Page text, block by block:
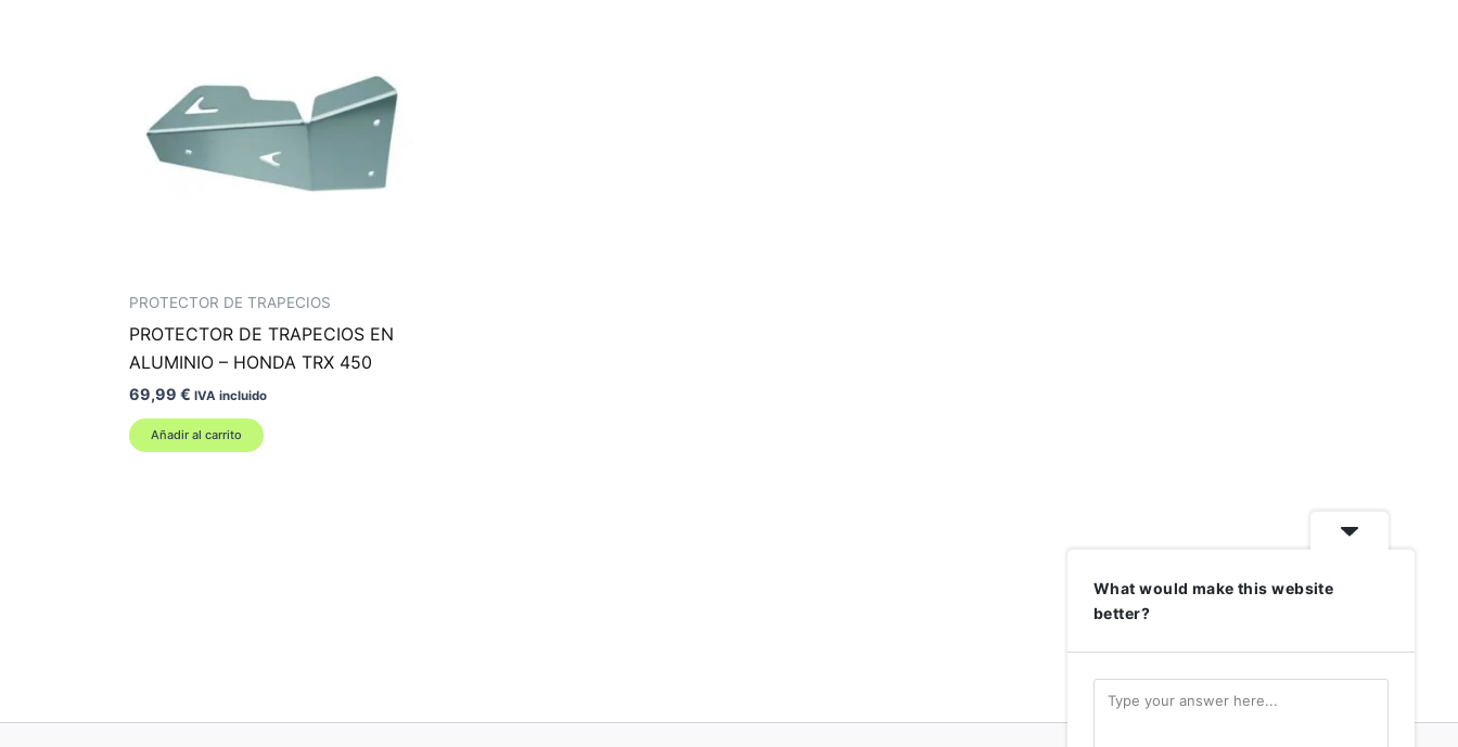
PROTECTOR DE TRAPECIOS
PROTECTOR DE TRAPECIOS EN
ALUMINIO – HONDA TRX 450
69,99 € IVA incluido
Añadir al carrito
What would make this website
better?